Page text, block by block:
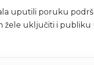
uputili poruku
žele uključiti i publiku